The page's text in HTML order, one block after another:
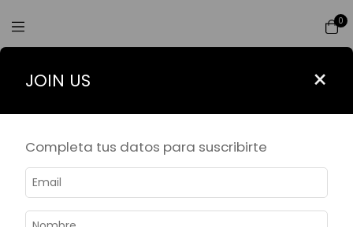
0
Filtrar
Inicio > CAPSULA CUATROMUSAS Y MN
CAPSULA
CUATROMUSAS Y
MN
JOIN US ×
Completa tus datos para suscribirte